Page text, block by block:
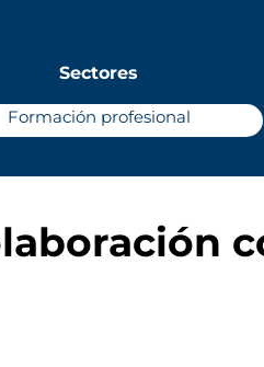
Sectores
Formación profesional